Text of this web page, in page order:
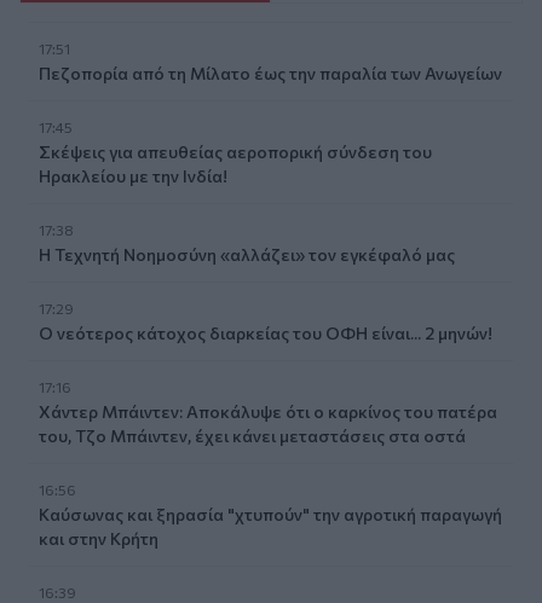
17:51
Πεζοπορία από τη Μίλατο έως την παραλία των Ανωγείων
17:45
Σκέψεις για απευθείας αεροπορική σύνδεση του
Ηρακλείου με την Ινδία!
17:38
Η Τεχνητή Νοημοσύνη «αλλάζει» τον εγκέφαλό μας
17:29
Ο νεότερος κάτοχος διαρκείας του ΟΦΗ είναι... 2 μηνών!
17:16
Χάντερ Μπάιντεν: Αποκάλυψε ότι ο καρκίνος του πατέρα
του, Τζο Μπάιντεν, έχει κάνει μεταστάσεις στα οστά
16:56
Καύσωνας και ξηρασία "χτυπούν" την αγροτική παραγωγή
και στην Κρήτη
16:39